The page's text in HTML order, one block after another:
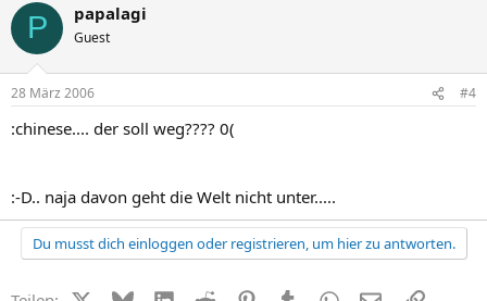
P papalagi
Guest
28 März 2006 #4
:chinese.... der soll weg???? 0(
:-D.. naja davon geht die Welt nicht unter.....
Du musst dich einloggen oder registrieren, um hier zu antworten.